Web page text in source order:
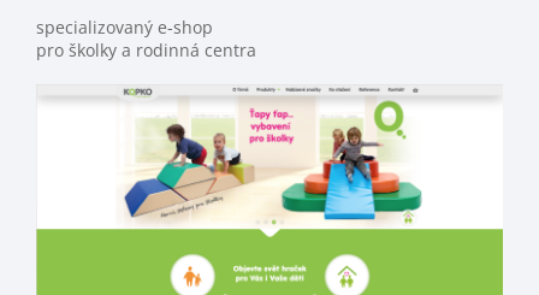
specializovaný e-shop
pro školky a rodinná centra